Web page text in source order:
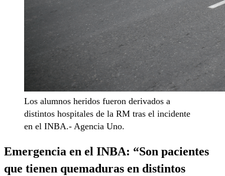
Los alumnos heridos fueron derivados a
distintos hospitales de la RM tras el incidente
en el INBA.- Agencia Uno.
Emergencia en el INBA: “Son pacientes
que tienen quemaduras en distintos